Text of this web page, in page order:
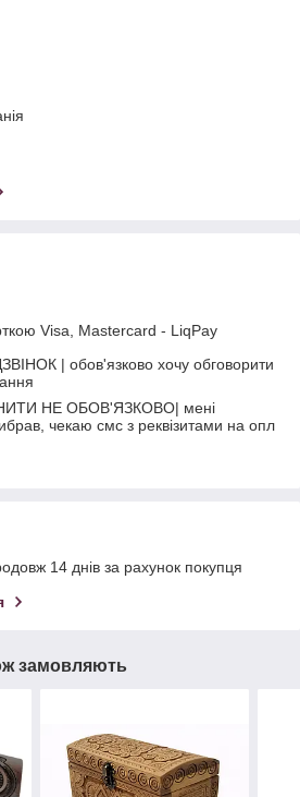
Visa, Mastercard - LiqPay
| обов'язково хочу обговорити
НЕ ОБОВ'ЯЗКОВО| мені
чекаю смс з реквізитами на опл
14 днів за рахунок покупця
замовляють